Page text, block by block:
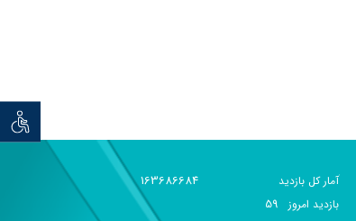
توان
آمار کل بازدید 163686684
بازديد امروز 59